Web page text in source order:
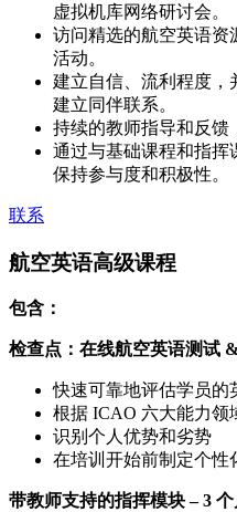
虚拟机库网络研讨会。
访问精选的航空英语资
活动。
建立自信、流利程度，
建立同伴联系。
持续的教师指导和反馈
通过与基础课程和指挥
保持参与度和积极性。
联系
航空英语高级课程
包含：
检查点：在线航空英语测试
快速可靠地评估学员的
根据 ICAO 六大能力领
识别个人优势和劣势
在培训开始前制定个性
带教师支持的指挥模块 – 3 个